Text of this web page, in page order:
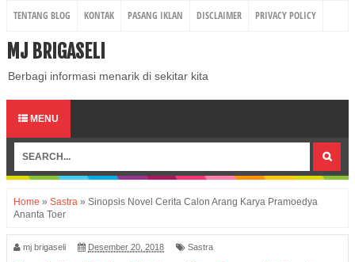
TENTANG BLOG KONTAK PASANG IKLAN DISCLAIMER PRIVACY POLICY
MJ BRIGASELI
Berbagi informasi menarik di sekitar kita
MENU
Home » Sastra » Sinopsis Novel Cerita Calon Arang Karya Pramoedya
Ananta Toer
mj brigaseli Desember 20, 2018 Sastra